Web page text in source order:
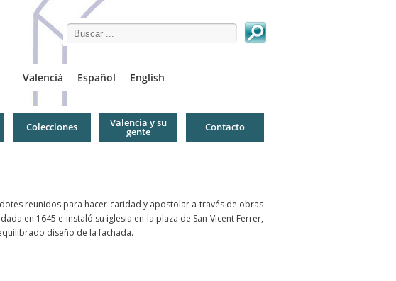
Search this site
Valencià Español English
Colecciones Valencia y su
gente Contacto
reunidos para hacer caridad y apostolar a través de obras
en 1645 e instaló su iglesia en la plaza de San Vicent Ferrer,
diseño de la fachada.